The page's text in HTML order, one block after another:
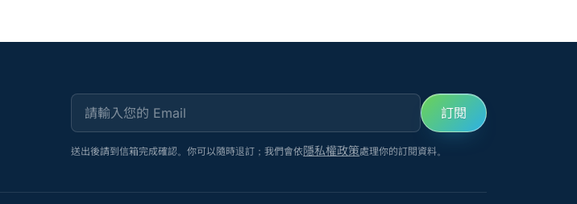
請輸入您的 Email
訂閱
送出後請到信箱完成確認。你可以隨時退訂；我們會依隱私權政策處理你的訂閱資料。